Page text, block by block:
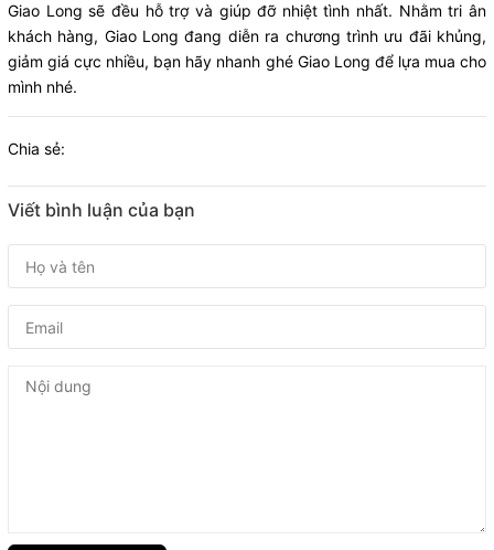
Giao Long sẽ đều hỗ trợ và giúp đỡ nhiệt tình nhất. Nhằm tri ân
khách hàng, Giao Long đang diễn ra chương trình ưu đãi khủng,
giảm giá cực nhiều, bạn hãy nhanh ghé Giao Long để lựa mua cho
mình nhé.
Chia sẻ:
Viết bình luận của bạn